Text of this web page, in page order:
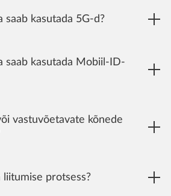
saab kasutada 5G-d?
saab kasutada Mobiil-ID-
vastuvõetavate kõnede
liitumise protsess?